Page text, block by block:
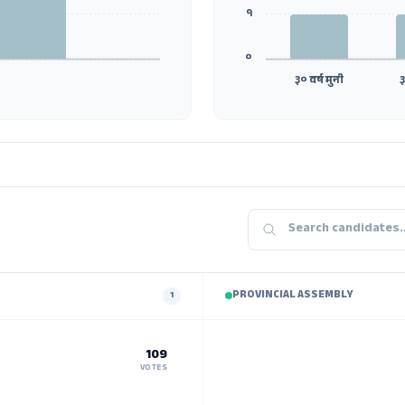
३० वर्ष मुनी
०
१
1
109
VOTES
PROVINCIAL ASSEMBLY